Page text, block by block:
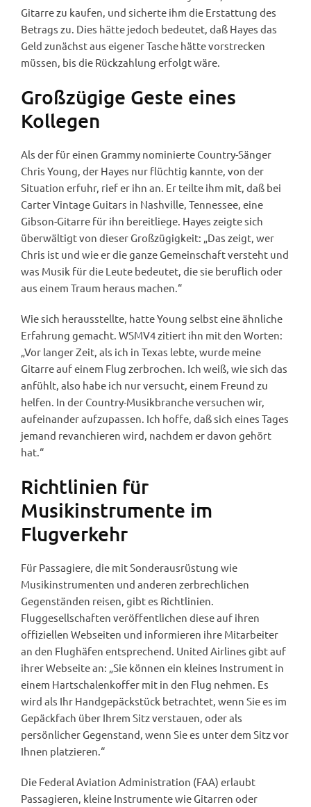
Gitarre zu kaufen, und sicherte ihm die Erstattung des
Betrags zu. Dies hätte jedoch bedeutet, daß Hayes das
Geld zunächst aus eigener Tasche hätte vorstrecken
müssen, bis die Rückzahlung erfolgt wäre.
Großzügige Geste eines
Kollegen
Als der für einen Grammy nominierte Country-Sänger
Chris Young, der Hayes nur flüchtig kannte, von der
Situation erfuhr, rief er ihn an. Er teilte ihm mit, daß bei
Carter Vintage Guitars in Nashville, Tennessee, eine
Gibson-Gitarre für ihn bereitliege. Hayes zeigte sich
überwältigt von dieser Großzügigkeit: „Das zeigt, wer
Chris ist und wie er die ganze Gemeinschaft versteht und
was Musik für die Leute bedeutet, die sie beruflich oder
aus einem Traum heraus machen.“
Wie sich herausstellte, hatte Young selbst eine ähnliche
Erfahrung gemacht. WSMV4 zitiert ihn mit den Worten:
„Vor langer Zeit, als ich in Texas lebte, wurde meine
Gitarre auf einem Flug zerbrochen. Ich weiß, wie sich das
anfühlt, also habe ich nur versucht, einem Freund zu
helfen. In der Country-Musikbranche versuchen wir,
aufeinander aufzupassen. Ich hoffe, daß sich eines Tages
jemand revanchieren wird, nachdem er davon gehört
hat.“
Richtlinien für
Musikinstrumente im
Flugverkehr
Für Passagiere, die mit Sonderausrüstung wie
Musikinstrumenten und anderen zerbrechlichen
Gegenständen reisen, gibt es Richtlinien.
Fluggesellschaften veröffentlichen diese auf ihren
offiziellen Webseiten und informieren ihre Mitarbeiter
an den Flughäfen entsprechend. United Airlines gibt auf
ihrer Webseite an: „Sie können ein kleines Instrument in
einem Hartschalenkoffer mit in den Flug nehmen. Es
wird als Ihr Handgepäckstück betrachtet, wenn Sie es im
Gepäckfach über Ihrem Sitz verstauen, oder als
persönlicher Gegenstand, wenn Sie es unter dem Sitz vor
Ihnen platzieren.“
Die Federal Aviation Administration (FAA) erlaubt
Passagieren, kleine Instrumente wie Gitarren oder